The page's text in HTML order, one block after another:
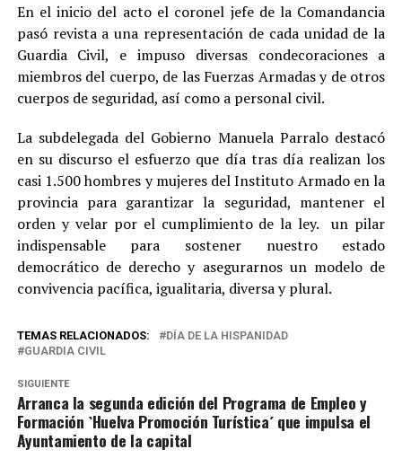
En el inicio del acto el coronel jefe de la Comandancia
pasó revista a una representación de cada unidad de la
Guardia Civil, e impuso diversas condecoraciones a
miembros del cuerpo, de las Fuerzas Armadas y de otros
cuerpos de seguridad, así como a personal civil.
La subdelegada del Gobierno Manuela Parralo destacó
en su discurso el esfuerzo que día tras día realizan los
casi 1.500 hombres y mujeres del Instituto Armado en la
provincia para garantizar la seguridad, mantener el
orden y velar por el cumplimiento de la ley. un pilar
indispensable para sostener nuestro estado
democrático de derecho y asegurarnos un modelo de
convivencia pacífica, igualitaria, diversa y plural.
TEMAS RELACIONADOS:
DÍA DE LA HISPANIDAD
GUARDIA CIVIL
SIGUIENTE
Arranca la segunda edición del Programa de Empleo y
Formación `Huelva Promoción Turística´ que impulsa el
Ayuntamiento de la capital